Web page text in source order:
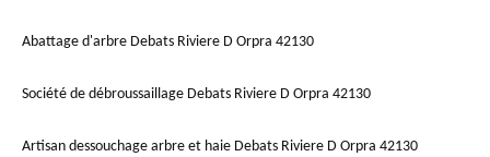
Abattage d'arbre Debats Riviere D Orpra 42130
Société de débroussaillage Debats Riviere D Orpra 42130
Artisan dessouchage arbre et haie Debats Riviere D Orpra 42130